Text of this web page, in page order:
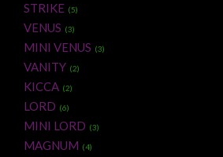
STRIKE (5)
VENUS (3)
MINI VENUS (3)
VANITY (2)
KICCA (2)
LORD (6)
MINI LORD (3)
MAGNUM (4)